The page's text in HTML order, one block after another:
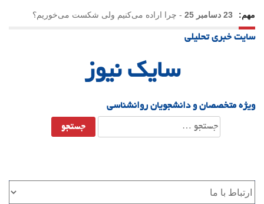
مهم: 23 دسامبر 25 - چرا اراده می‌کنیم ولی شکست می‌خوریم؟
21 دسامبر 25
سایت خبری تحلیلی
سایک نیوز
ویژه متخصصان و دانشجویان روانشناسی
جستجو
برای: